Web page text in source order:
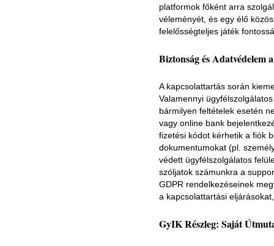
platformok főként arra
véleményét, és egy élő
felelősségteljes játék
Biztonság és Adatvédelem
A kapcsolattartás során
Valamennyi
bármilyen feltételek esetén
vagy online bank
fizetési kódot kérhetik a fiók
dokumentumokat (pl.
védett ügyfélszolgálatos
szóljatok számunkra a
GDPR rendelkezéseinek
a kapcsolattartási
GyIK Részleg: Saját